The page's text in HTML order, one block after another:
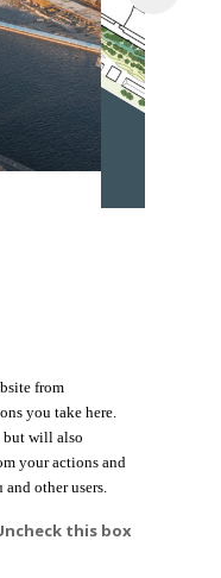
from
you take here.
but will also
your actions and
other users.
this box